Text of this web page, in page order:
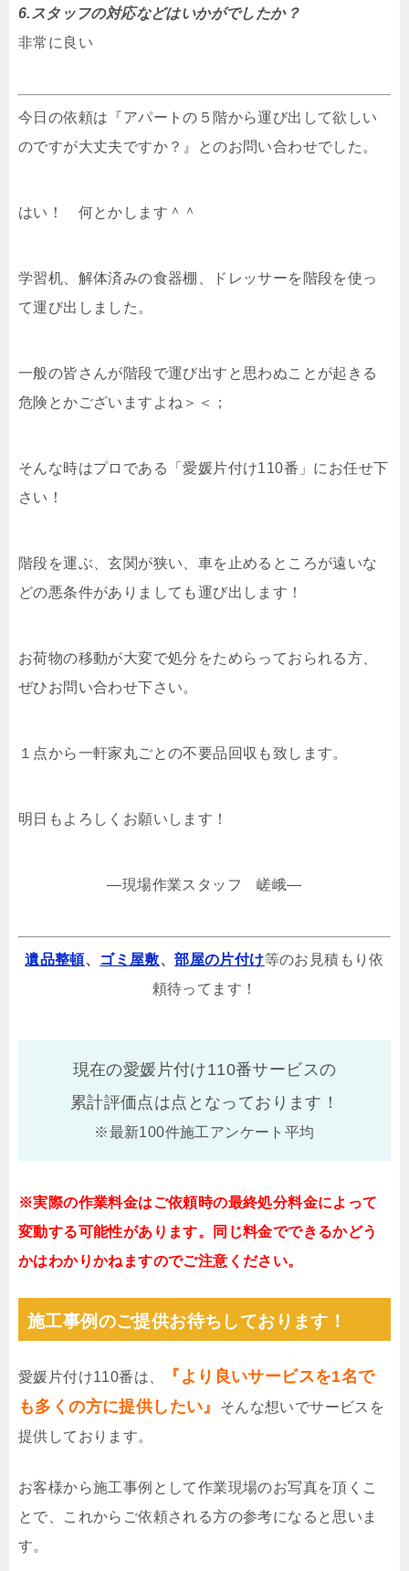
6.スタッフの対応などはいかがでしたか？
非常に良い
今日の依頼は『アパートの５階から運び出して欲しい
のですが大丈夫ですか？』とのお問い合わせでした。
はい！ 何とかします＾＾
学習机、解体済みの食器棚、ドレッサーを階段を使っ
て運び出しました。
一般の皆さんが階段で運び出すと思わぬことが起きる
危険とかございますよね＞＜；
そんな時はプロである「愛媛片付け110番」にお任せ下
さい！
階段を運ぶ、玄関が狭い、車を止めるところが遠いな
どの悪条件がありましても運び出します！
お荷物の移動が大変で処分をためらっておられる方、
ぜひお問い合わせ下さい。
１点から一軒家丸ごとの不要品回収も致します。
明日もよろしくお願いします！
—現場作業スタッフ 嵯峨—
遺品整頓、 ゴミ屋敷、部屋の片付け等のお見積もり依
頼待ってます！
現在の愛媛片付け110番サービスの
累計評価点は点となっております！
※最新100件施工アンケート平均
※実際の作業料金はご依頼時の最終処分料金によって
変動する可能性があります。同じ料金でできるかどう
かはわかりかねますのでご注意ください。
施工事例のご提供お待ちしております！
愛媛片付け110番は、
『より良いサービスを1名で
も多くの方に提供したい』
そんな想いでサービスを
提供しております。
お客様から施工事例として作業現場のお写真を頂くこ
とで、これからご依頼される方の参考になると思いま
す。